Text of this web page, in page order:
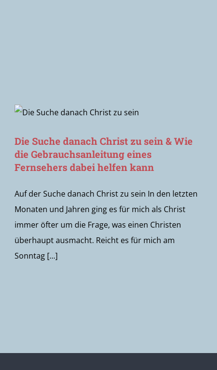
Die Suche danach Christ zu sein & Wie
die Gebrauchsanleitung eines
Fernsehers dabei helfen kann
Auf der Suche danach Christ zu sein In den letzten
Monaten und Jahren ging es für mich als Christ
immer öfter um die Frage, was einen Christen
überhaupt ausmacht. Reicht es für mich am
Sonntag [...]